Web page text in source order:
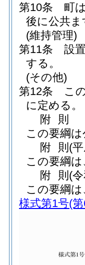
第10条
町
後に公共
(維持管理)
第11条
設
する。
(その他)
第12条
こ
に定める。
附 則
この要綱
附 則 (
この要綱
附 則 (
この要綱
様式第1号(